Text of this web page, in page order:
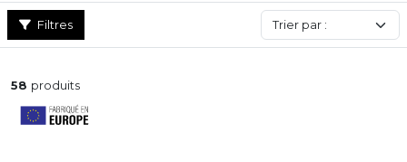
Filtres
58 produits